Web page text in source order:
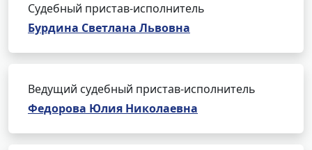
Судебный пристав-исполнитель
Бурдина Светлана Львовна
Ведущий судебный пристав-исполнитель
Федорова Юлия Николаевна